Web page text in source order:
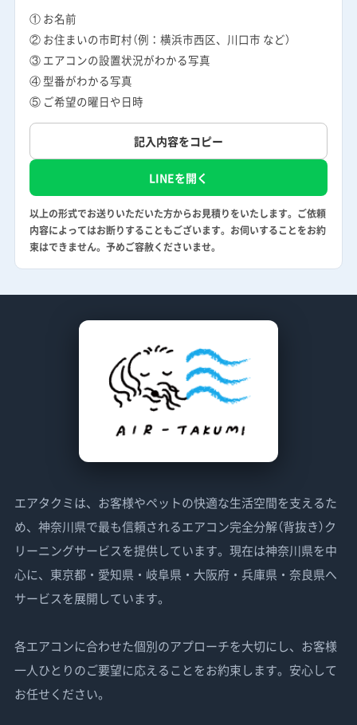
① お名前
② お住まいの市町村（例：横浜市西区、川口市 など）
③ エアコンの設置状況がわかる写真
④ 型番がわかる写真
⑤ ご希望の曜日や日時
記入内容をコピー
LINEを開く
以上の形式でお送りいただいた方からお見積りをいたします。ご依頼
内容によってはお断りすることもございます。お伺いすることをお約
束はできません。予めご容赦くださいませ。
エアタクミは、お客様やペットの快適な生活空間を支えるた
め、神奈川県で最も信頼されるエアコン完全分解（背抜き）ク
リーニングサービスを提供しています。現在は神奈川県を中
心に、東京都・愛知県・岐阜県・大阪府・兵庫県・奈良県へ
サービスを展開しています。
各エアコンに合わせた個別のアプローチを大切にし、お客様
一人ひとりのご要望に応えることをお約束します。安心して
お任せください。